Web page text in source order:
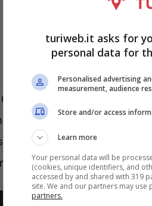
relazione sentimentale
avuto un figlio, nato nel
hanno vissuto un
di un’intervista ai
turiweb.it asks for
personal data for
Personalised advertising
measurement, audience
Store and/or access
Learn more
Your personal data will be
(cookies, unique identifiers, and
accessed by and shared with 319
site. We and our partners may use
partners.